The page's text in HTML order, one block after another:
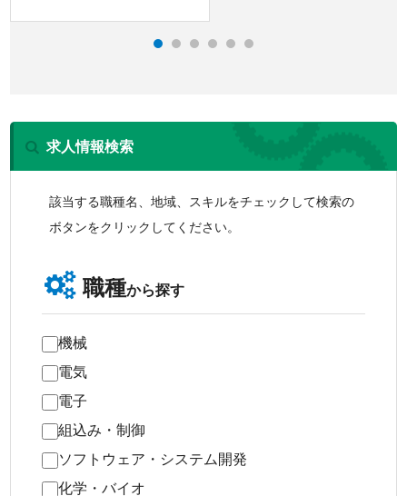
求人情報検索
該当する職種名、地域、スキルをチェックして検索の
ボタンをクリックしてください。
職種から探す
機械
電気
電子
組込み・制御
ソフトウェア・システム開発
化学・バイオ